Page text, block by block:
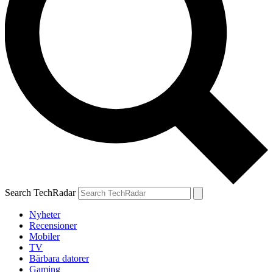
Search TechRadar
Nyheter
Recensioner
Mobiler
TV
Bärbara datorer
Gaming